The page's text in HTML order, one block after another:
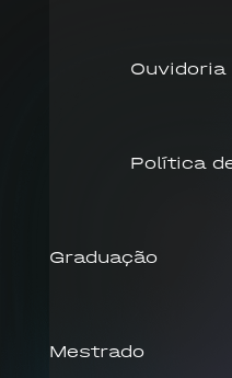
Ouvidoria
Política
Graduação
Mestrado